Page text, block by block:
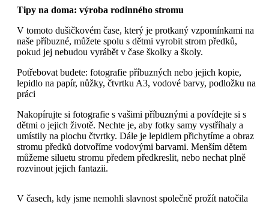
Tipy na doma: výroba rodinného stromu
V tomoto dušičkovém čase, který je protkaný vzpomínkami na
naše příbuzné, můžete spolu s dětmi vyrobit strom předků,
pokud jej nebudou vyrábět v čase školky a školy.
Potřebovat budete: fotografie příbuzných nebo jejich kopie,
lepidlo na papír, nůžky, čtvrtku A3, vodové barvy, podložku na
práci
Nakopírujte si fotografie s vašimi příbuznými a povídejte si s
dětmi o jejich životě. Nechte je, aby fotky samy vystříhaly a
umístily na plochu čtvrtky. Dále je lepidlem přichytíme a obraz
stromu předků dotvoříme vodovými barvami. Menším dětem
můžeme siluetu stromu předem předkreslit, nebo nechat plně
rozvinout jejich fantazii.
V časech, kdy jsme nemohli slavnost společně prožít natočila